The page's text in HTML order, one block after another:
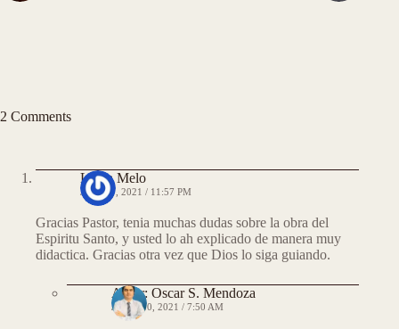
2 Comments
Laura Melo
JULIO 7, 2021 / 11:57 PM
Gracias Pastor, tenia muchas dudas sobre la obra del
Espiritu Santo, y usted lo ah explicado de manera muy
didactica. Gracias otra vez que Dios lo siga guiando.
Autor: Oscar S. Mendoza
JULIO 10, 2021 / 7:50 AM